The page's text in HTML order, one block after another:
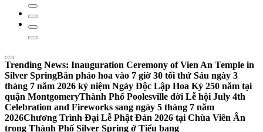
Trending News: Inauguration Ceremony of Vien An Temple in
Silver SpringBắn pháo hoa vào 7 giờ 30 tối thứ Sáu ngày 3
tháng 7 năm 2026 kỷ niệm Ngày Độc Lập Hoa Kỳ 250 năm tại
quận MontgomeryThành Phố Poolesville dời Lễ hội July 4th
Celebration and Fireworks sang ngày 5 tháng 7 năm
2026Chương Trình Đại Lễ Phật Đản 2026 tại Chùa Viên Ân
trong Thành Phố Silver Spring ở Tiểu bang